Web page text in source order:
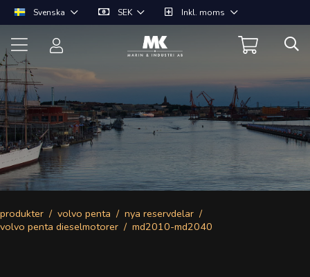
Svenska SEK Inkl. moms
produkter volvo penta
nya reservdelar
volvo penta dieselmotorer
md2010-md2040